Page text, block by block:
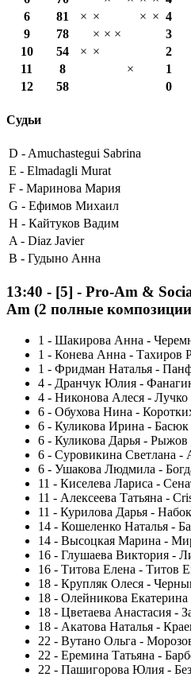
6
81 × × × × 4
9
78 × × × 3
10
54 × × 2
11
8 × 1
12
58 0
Судьи
D - Amuchastegui Sabrina
E - Elmadagli Murat
F - Маринова Мария
G - Ефимов Михаил
H - Кайтуков Вадим
A - Diaz Javier
B - Гудыно Анна
13:40 - [5] - Pro-Am &
Am (2 полные
1 - Шакирова Анна -
1 - Конева Анна - Тахиров
1 - Фридман Наталья -
4 - Дранчук Юлия -
4 - Никонова Алеся -
6 - Обухова Нина -
6 - Куликова Ирина -
6 - Куликова Дарья -
6 - Суровикина Светлана -
6 - Ушакова Людмила -
11 - Киселева Лариса -
11 - Алексеева Татьяна -
11 - Курилова Дарья -
14 - Кошеленко Наталья -
14 - Высоцкая Марина -
16 - Глушаева Виктория -
16 - Титова Елена - Титов
18 - Крупляк Олеся -
18 - Олейникова
18 - Цветаева Анастасия -
18 - Акатова Наталья -
22 - Вутано Ольга -
22 - Еремина Татьяна -
22 - Пашигорова Юлия -